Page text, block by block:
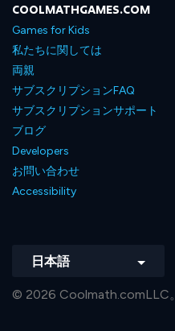
COOLMATHGAMES.COM
Games for Kids
私たちに関しては
両親
サブスクリプションFAQ
サブスクリプションサポート
ブログ
Developers
お問い合わせ
Accessibility
日本語
© 2026 Coolmath.comLLC